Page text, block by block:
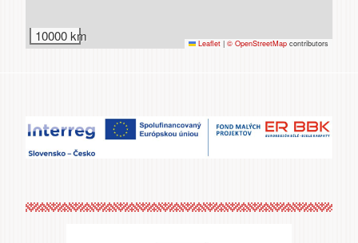
10000 km Leaflet | © OpenStreetMap contributors